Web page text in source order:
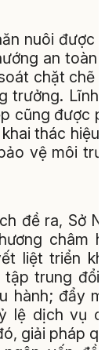
nuôi được
an toàn
chặt chẽ
trưởng. Lĩnh
cũng được
thác hiệu
vệ môi
đề ra, Sở
châm
liệt triển
tập trung đổi
hành; đẩy
lệ dịch vụ
giải pháp